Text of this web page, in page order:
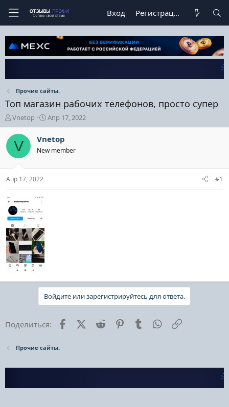
Вход Регистрация
Прочие сайты.
Топ магазин рабочих телефонов, просто супер
А
в
т
о
е
м
Vnetop
Д
а
а
н
ч
Апр 17, 2022
V Vnetop
New member
Апр 17, 2022 #1
Войдите или зарегистрируйтесь для ответа.
Поделиться: FacebookX (Twitter)
Reddit PinterestTumblr WhatsApp
Прочие сайты.